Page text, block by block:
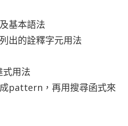
基本語法
出的詮釋字元用法
用法
pattern，再用搜尋函式來